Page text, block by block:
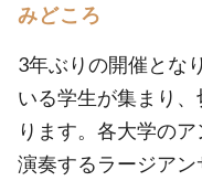
みどころ
3年ぶりの開催とな
いる学生が集まり
ります。各大学の
演奏するラージアン